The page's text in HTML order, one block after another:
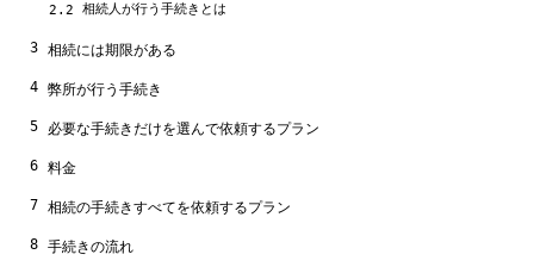
2.2 相続人が行う手続きとは
3 相続には期限がある
4 弊所が行う手続き
5 必要な手続きだけを選んで依頼するプラン
6 料金
7 相続の手続きすべてを依頼するプラン
8 手続きの流れ